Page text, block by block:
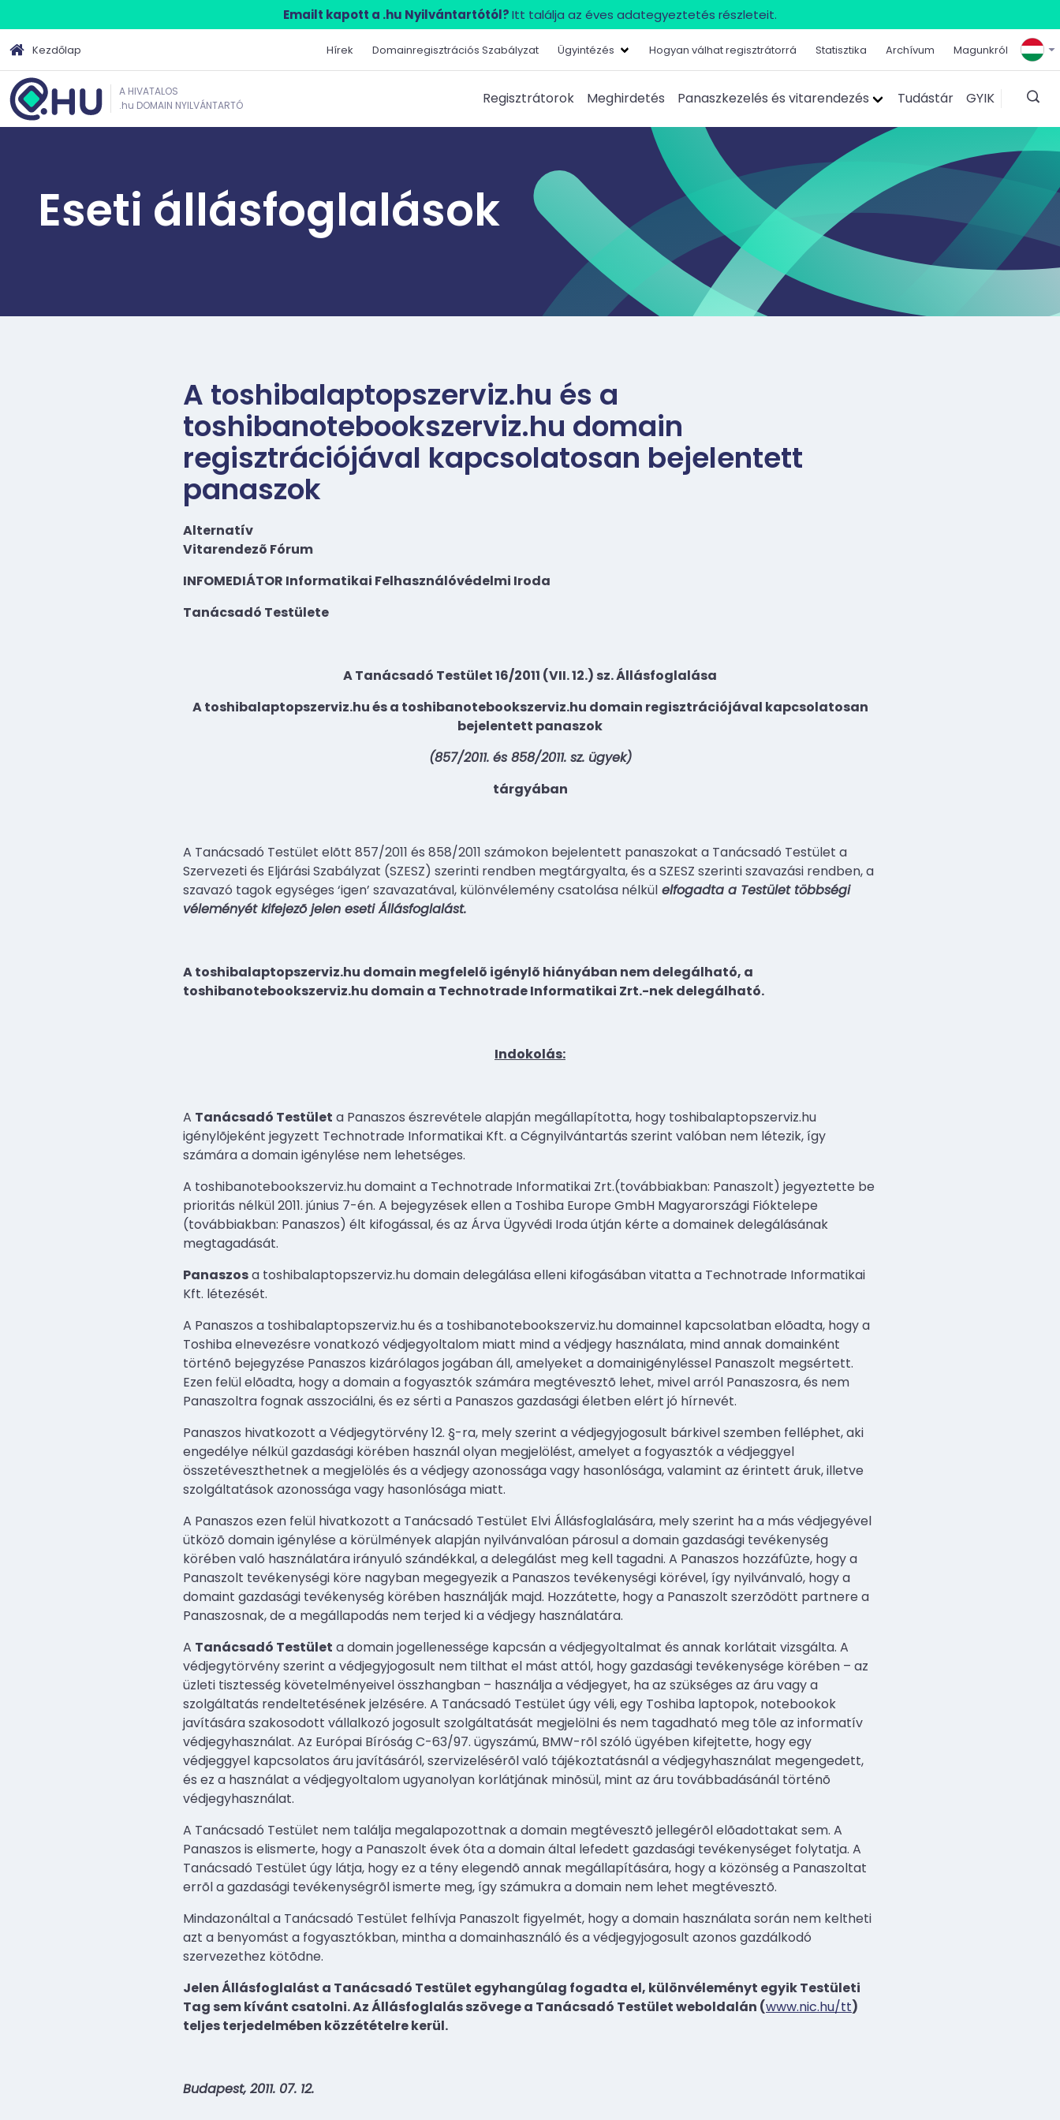
Emailt kapott a .hu Nyilvántartótól?Itt találja az éves adategyeztetés részleteit.
Kezdőlap Hírek Domainregisztrációs Szabályzat Ügyintézés Hogyan válhat regisztrátorrá Statisztika Archívum Magunkról
A HIVATALOS
.hu DOMAIN NYILVÁNTARTÓ
Regisztrátorok Meghirdetés Panaszkezelés és vitarendezés Tudástár GYIK
Eseti állásfoglalások
A toshibalaptopszerviz.hu és a
toshibanotebookszerviz.hu domain
regisztrációjával kapcsolatosan bejelentett
panaszok
Alternatív
Vitarendezõ Fórum
INFOMEDIÁTOR Informatikai Felhasználóvédelmi Iroda
Tanácsadó Testülete
A Tanácsadó Testület 16/2011 (VII. 12.) sz. Állásfoglalása
A toshibalaptopszerviz.hu és a toshibanotebookszerviz.hu domain regisztrációjával kapcsolatosan
bejelentett panaszok
(857/2011. és 858/2011. sz. ügyek)
tárgyában
A Tanácsadó Testület elõtt 857/2011 és 858/2011 számokon bejelentett panaszokat a Tanácsadó Testület a
Szervezeti és Eljárási Szabályzat (SZESZ) szerinti rendben megtárgyalta, és a SZESZ szerinti szavazási rendben, a
szavazó tagok egységes ‘igen’ szavazatával, különvélemény csatolása nélkül elfogadta a Testület többségi
véleményét kifejezõ jelen eseti Állásfoglalást.
A toshibalaptopszerviz.hu domain megfelelõ igénylõ hiányában nem delegálható, a
toshibanotebookszerviz.hu domain a Technotrade Informatikai Zrt.-nek delegálható.
Indokolás:
A Tanácsadó Testület a Panaszos észrevétele alapján megállapította, hogy toshibalaptopszerviz.hu
igénylõjeként jegyzett Technotrade Informatikai Kft. a Cégnyilvántartás szerint valóban nem létezik, így
számára a domain igénylése nem lehetséges.
A toshibanotebookszerviz.hu domaint a Technotrade Informatikai Zrt.(továbbiakban: Panaszolt) jegyeztette be
prioritás nélkül 2011. június 7-én. A bejegyzések ellen a Toshiba Europe GmbH Magyarországi Fióktelepe
(továbbiakban: Panaszos) élt kifogással, és az Árva Ügyvédi Iroda útján kérte a domainek delegálásának
megtagadását.
Panaszosa toshibalaptopszerviz.hu domain delegálása elleni kifogásában vitatta a Technotrade Informatikai
Kft. létezését.
A Panaszos a toshibalaptopszerviz.hu és a toshibanotebookszerviz.hu domainnel kapcsolatban elõadta, hogy a
Toshiba elnevezésre vonatkozó védjegyoltalom miatt mind a védjegy használata, mind annak domainként
történõ bejegyzése Panaszos kizárólagos jogában áll, amelyeket a domainigényléssel Panaszolt megsértett.
Ezen felül elõadta, hogy a domain a fogyasztók számára megtévesztõ lehet, mivel arról Panaszosra, és nem
Panaszoltra fognak asszociálni, és ez sérti a Panaszos gazdasági életben elért jó hírnevét.
Panaszos hivatkozott a Védjegytörvény 12. §-ra, mely szerint a védjegyjogosult bárkivel szemben felléphet, aki
engedélye nélkül gazdasági körében használolyan megjelölést, amelyet a fogyasztók a védjeggyel
összetéveszthetnek a megjelölés és a védjegy azonossága vagy hasonlósága, valamint az érintett áruk, illetve
szolgáltatások azonossága vagy hasonlósága miatt.
A Panaszos ezen felül hivatkozott a Tanácsadó Testület Elvi Állásfoglalására, mely szerint ha a más védjegyével
ütközõ domain igénylése a körülmények alapján nyilvánvalóan párosul a domain gazdasági tevékenység
körében való használatára irányuló szándékkal, a delegálást meg kell tagadni. A Panaszos hozzáfûzte, hogy a
Panaszolt tevékenységi köre nagyban megegyezik a Panaszos tevékenységi körével, így nyilvánvaló, hogy a
domaint gazdasági tevékenység körében használják majd. Hozzátette, hogy a Panaszolt szerzõdött partnere a
Panaszosnak, de a megállapodás nem terjed ki a védjegy használatára.
A Tanácsadó Testület a domain jogellenessége kapcsán a védjegyoltalmat és annak korlátait vizsgálta. A
védjegytörvény szerint a védjegyjogosult nem tilthat el mást attól, hogy gazdasági tevékenysége körében – az
üzleti tisztesség követelményeivel összhangban – használjaa védjegyet, ha az szükséges az áru vagy a
szolgáltatás rendeltetésének jelzésére. A Tanácsadó Testület úgy véli, egy Toshiba laptopok, notebookok
javítására szakosodott vállalkozó jogosult szolgáltatását megjelölni és nem tagadható meg tõle az informatív
védjegyhasználat. Az Európai Bíróság C-63/97. ügyszámú, BMW-rõl szóló ügyében kifejtette, hogy egy
védjeggyel kapcsolatos áru javításáról, szervizelésérõl való tájékoztatásnál a védjegyhasználat megengedett,
és ez a használat a védjegyoltalom ugyanolyan korlátjának minõsül, mint az áru továbbadásánál történõ
védjegyhasználat.
A Tanácsadó Testület nem találja megalapozottnak a domain megtévesztõ jellegérõl elõadottakat sem. A
Panaszos is elismerte, hogy a Panaszolt évek óta a domain által lefedett gazdasági tevékenységet folytatja. A
Tanácsadó Testület úgy látja, hogy ez a tény elegendõ annak megállapítására, hogy a közönség a Panaszoltat
errõl a gazdasági tevékenységrõl ismerte meg, így számukra a domain nem lehet megtévesztõ.
Mindazonáltal a Tanácsadó Testület felhívja Panaszolt figyelmét, hogy a domain használata során nem keltheti
azt a benyomást a fogyasztókban, mintha a domainhasználó és a védjegyjogosult azonos gazdálkodó
szervezethez kötõdne.
Jelen Állásfoglalást a Tanácsadó Testület egyhangúlag fogadta el, különvéleményt egyik Testületi
Tag sem kívánt csatolni. Az Állásfoglalás szövege a Tanácsadó Testület weboldalán (www.nic.hu/tt)
teljes terjedelmében közzétételre kerül.
Budapest, 2011. 07. 12.